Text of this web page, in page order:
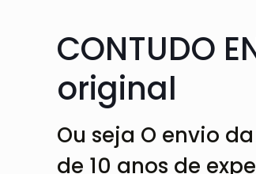
CONTUDO
original
Ou seja O envio
de 10 anos de